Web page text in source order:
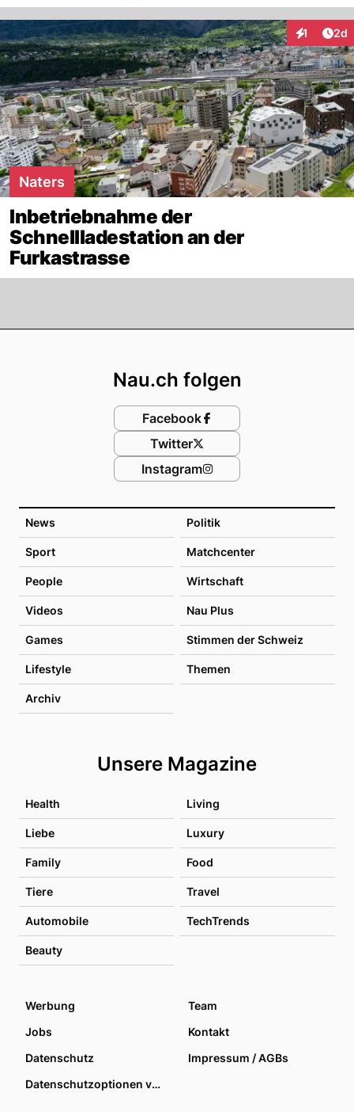
1 2d
Naters
Inbetriebnahme der
Schnellladestation an der
Furkastrasse
News Politik
Sport Matchcenter
People Wirtschaft
Videos Nau Plus
Games Stimmen der Schweiz
Lifestyle Themen
Archiv
Unsere Magazine
Health Living
Liebe Luxury
Family Food
Tiere Travel
Automobile TechTrends
Beauty
Nau.ch folgen
Facebook
Twitter
Instagram
Werbung
Team
Jobs
Kontakt
Datenschutz
Impressum / AGBs
Datenschutzoptionen verwalten